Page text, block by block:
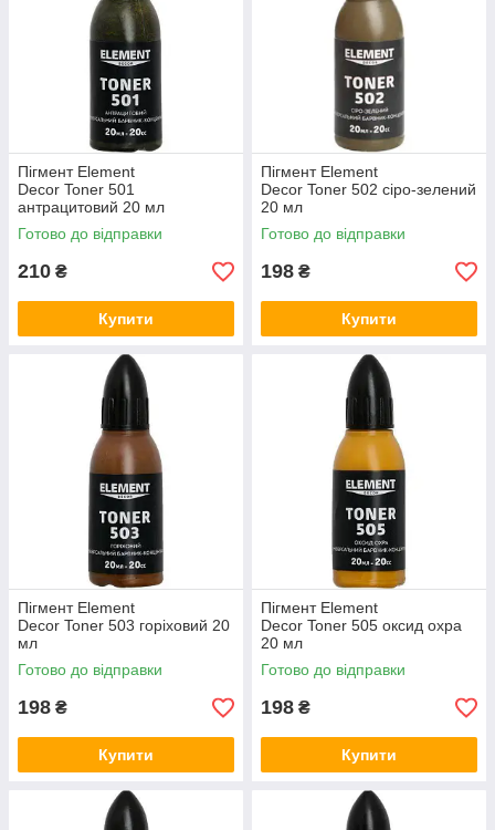
Пігмент Element
Decor Toner 501
антрацитовий 20 мл
Готово до відправки
210 ₴
Купити
Пігмент Element
Decor Toner 502 сіро-зелений
20 мл
Готово до відправки
198 ₴
Купити
Пігмент Element
Decor Toner 503 горіховий 20
мл
Готово до відправки
198 ₴
Купити
Пігмент Element
Decor Toner 505 оксид охра
20 мл
Готово до відправки
198 ₴
Купити